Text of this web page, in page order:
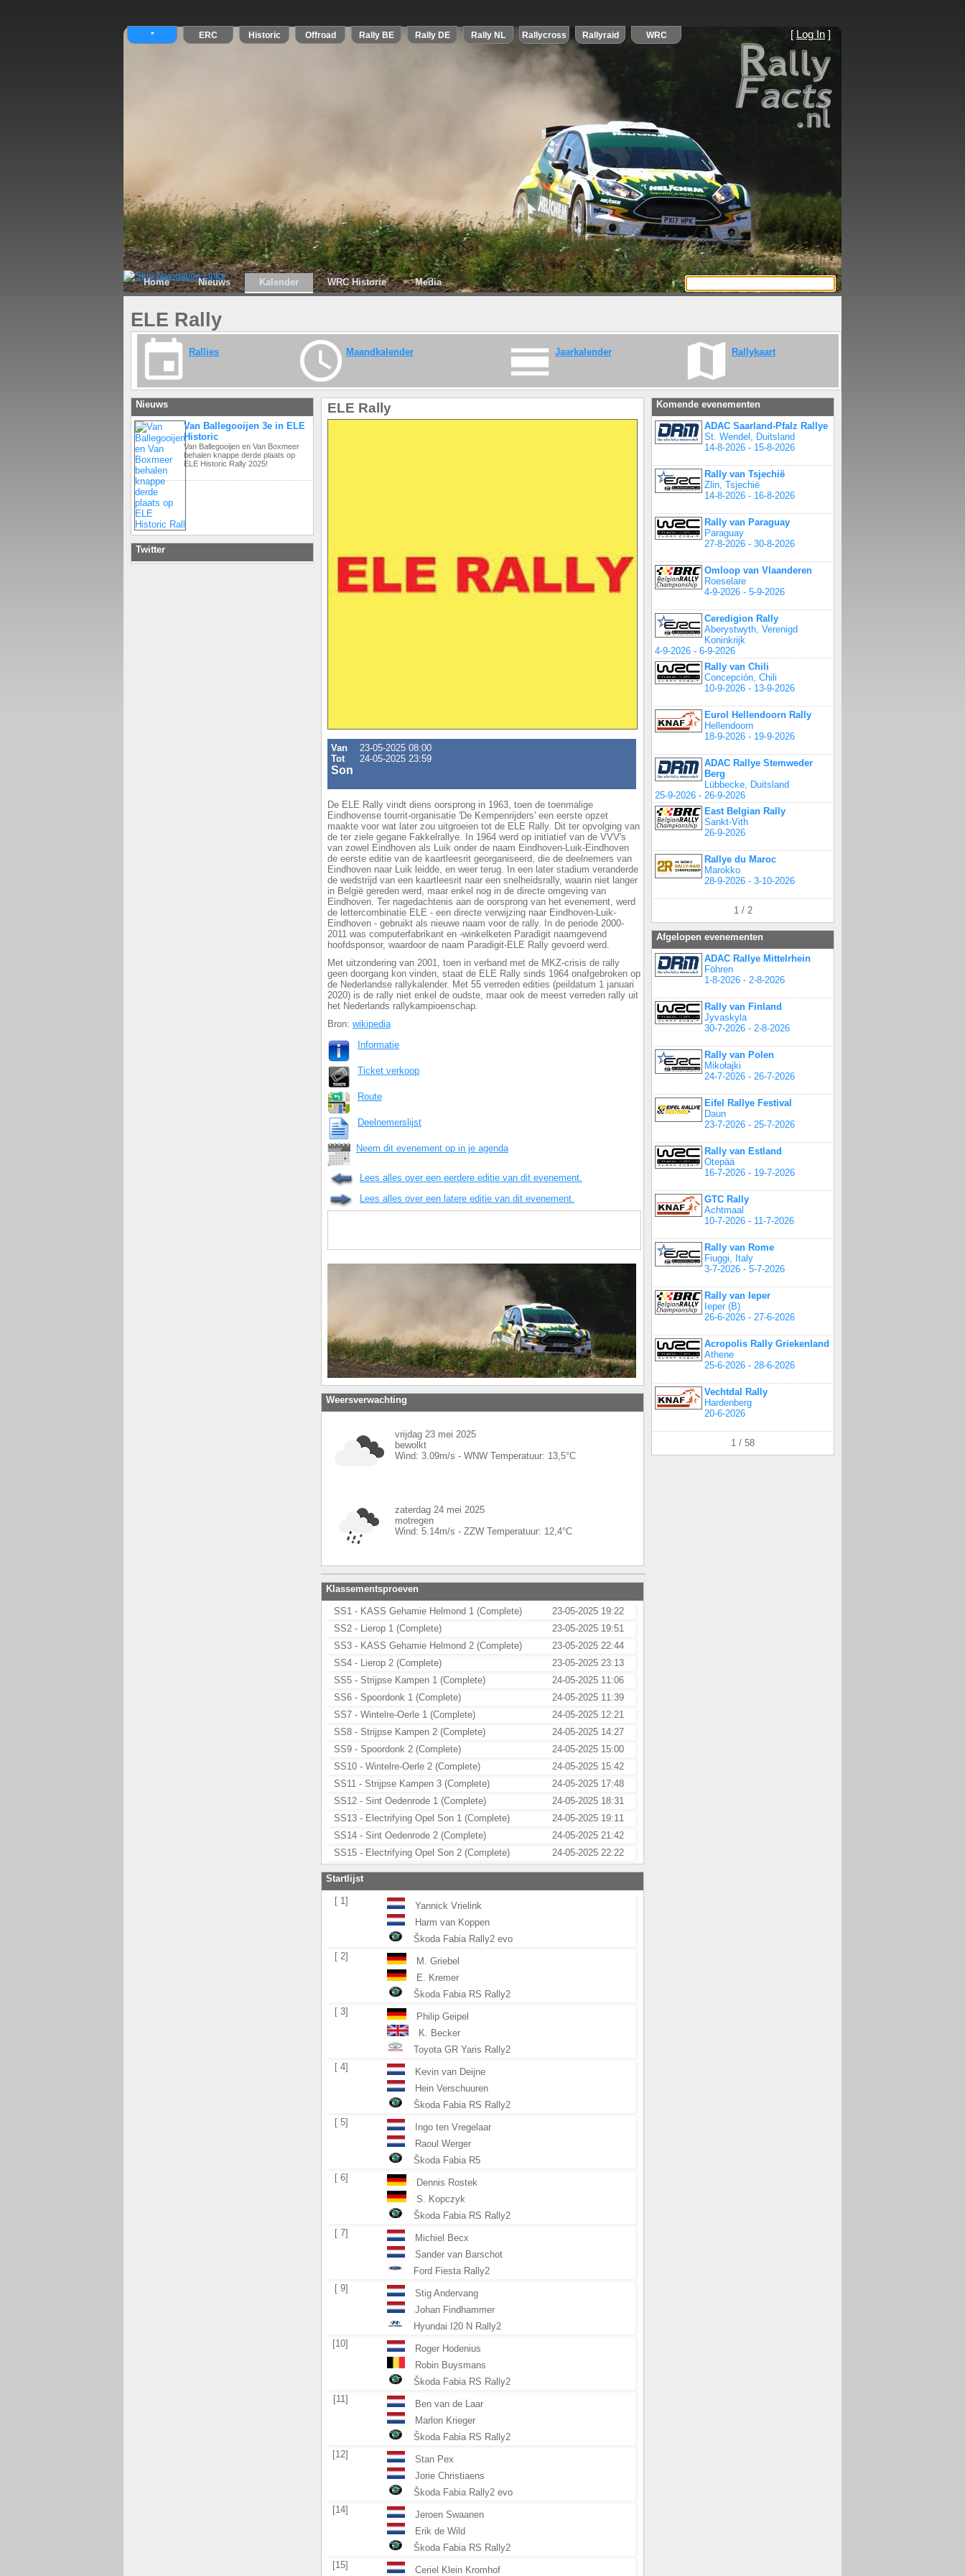
[ Log In ]
Home Nieuws Kalender WRC Historie Media
ELE Rally
Rallies Maandkalender Jaarkalender Rallykaart
Nieuws
Van Ballegooijen 3e in ELE
Historic
Van Ballegooijen en Van Boxmeer
behalen knappe derde plaats op
ELE Historic Rally 2025!
Twitter
ELE Rally
Van
23-05-2025 08:00
Tot
24-05-2025 23:59
Son
De ELE Rally vindt diens oorsprong in 1963, toen de toenmalige
Eindhovense tourrit-organisatie 'De Kempenrijders' een eerste opzet
maakte voor wat later zou uitgroeien tot de ELE Rally. Dit ter opvolging van
de ter ziele gegane Fakkelrallye. In 1964 werd op initiatief van de VVV's
van zowel Eindhoven als Luik onder de naam Eindhoven-Luik-Eindhoven
de eerste editie van de kaartleesrit georganiseerd, die de deelnemers van
Eindhoven naar Luik leidde, en weer terug. In een later stadium veranderde
de wedstrijd van een kaartleesrit naar een snelheidsrally, waarin niet langer
in België gereden werd, maar enkel nog in de directe omgeving van
Eindhoven. Ter nagedachtenis aan de oorsprong van het evenement, werd
de lettercombinatie ELE - een directe verwijzing naar Eindhoven-Luik-
Eindhoven - gebruikt als nieuwe naam voor de rally. In de periode 2000-
2011 was computerfabrikant en -winkelketen Paradigit naamgevend
hoofdsponsor, waardoor de naam Paradigit-ELE Rally gevoerd werd.
Met uitzondering van 2001, toen in verband met de MKZ-crisis de rally
geen doorgang kon vinden, staat de ELE Rally sinds 1964 onafgebroken op
de Nederlandse rallykalender. Met 55 verreden edities (peildatum 1 januari
2020) is de rally niet enkel de oudste, maar ook de meest verreden rally uit
het Nederlands rallykampioenschap.
Bron: wikipedia
Informatie
Ticket verkoop
Route
Deelnemerslijst
Neem dit evenement op in je agenda
Lees alles over een eerdere editie van dit evenement.
Lees alles over een latere editie van dit evenement.
Weersverwachting
vrijdag 23 mei 2025
bewolkt
Wind: 3.09m/s - WNW Temperatuur: 13,5°C
zaterdag 24 mei 2025
motregen
Wind: 5.14m/s - ZZW Temperatuur: 12,4°C
Klassementsproeven
SS1 - KASS Gehamie Helmond 1 (Complete)
23-05-2025 19:22
SS2 - Lierop 1 (Complete)
23-05-2025 19:51
SS3 - KASS Gehamie Helmond 2 (Complete)
23-05-2025 22:44
SS4 - Lierop 2 (Complete)
23-05-2025 23:13
SS5 - Strijpse Kampen 1 (Complete)
24-05-2025 11:06
SS6 - Spoordonk 1 (Complete)
24-05-2025 11:39
SS7 - Wintelre-Oerle 1 (Complete)
24-05-2025 12:21
SS8 - Strijpse Kampen 2 (Complete)
24-05-2025 14:27
SS9 - Spoordonk 2 (Complete)
24-05-2025 15:00
SS10 - Wintelre-Oerle 2 (Complete)
24-05-2025 15:42
SS11 - Strijpse Kampen 3 (Complete)
24-05-2025 17:48
SS12 - Sint Oedenrode 1 (Complete)
24-05-2025 18:31
SS13 - Electrifying Opel Son 1 (Complete)
24-05-2025 19:11
SS14 - Sint Oedenrode 2 (Complete)
24-05-2025 21:42
SS15 - Electrifying Opel Son 2 (Complete)
24-05-2025 22:22
Startlijst
[ 1]
Yannick Vrielink
Harm van Koppen
Škoda Fabia Rally2 evo
[ 2]
M. Griebel
E. Kremer
Škoda Fabia RS Rally2
[ 3]
Philip Geipel
K. Becker
Toyota GR Yaris Rally2
[ 4]
Kevin van Deijne
Hein Verschuuren
Škoda Fabia RS Rally2
[ 5]
Ingo ten Vregelaar
Raoul Werger
Škoda Fabia R5
[ 6]
Dennis Rostek
S. Kopczyk
Škoda Fabia RS Rally2
[ 7]
Michiel Becx
Sander van Barschot
Ford Fiesta Rally2
[ 9]
Stig Andervang
Johan Findhammer
Hyundai I20 N Rally2
[10]
Roger Hodenius
Robin Buysmans
Škoda Fabia RS Rally2
[11]
Ben van de Laar
Marlon Krieger
Škoda Fabia RS Rally2
[12]
Stan Pex
Jorie Christiaens
Škoda Fabia Rally2 evo
[14]
Jeroen Swaanen
Erik de Wild
Škoda Fabia RS Rally2
[15]
Ceriel Klein Kromhof
Komende evenementen
ADAC Saarland-Pfalz Rallye
St. Wendel, Duitsland
14-8-2026 - 15-8-2026
Rally van Tsjechië
Zlin, Tsjechië
14-8-2026 - 16-8-2026
Rally van Paraguay
Paraguay
27-8-2026 - 30-8-2026
Omloop van Vlaanderen
Roeselare
4-9-2026 - 5-9-2026
Ceredigion Rally
Aberystwyth, Verenigd
Koninkrijk
4-9-2026 - 6-9-2026
Rally van Chili
Concepción, Chili
10-9-2026 - 13-9-2026
Eurol Hellendoorn Rally
Hellendoorn
18-9-2026 - 19-9-2026
ADAC Rallye Stemweder
Berg
Lübbecke, Duitsland
25-9-2026 - 26-9-2026
East Belgian Rally
Sankt-Vith
26-9-2026
Rallye du Maroc
Marokko
28-9-2026 - 3-10-2026
1 / 2
Afgelopen evenementen
ADAC Rallye Mittelrhein
Föhren
1-8-2026 - 2-8-2026
Rally van Finland
Jyvaskyla
30-7-2026 - 2-8-2026
Rally van Polen
Mikołajki
24-7-2026 - 26-7-2026
Eifel Rallye Festival
Daun
23-7-2026 - 25-7-2026
Rally van Estland
Otepää
16-7-2026 - 19-7-2026
GTC Rally
Achtmaal
10-7-2026 - 11-7-2026
Rally van Rome
Fiuggi, Italy
3-7-2026 - 5-7-2026
Rally van Ieper
Ieper (B)
26-6-2026 - 27-6-2026
Acropolis Rally Griekenland
Athene
25-6-2026 - 28-6-2026
Vechtdal Rally
Hardenberg
20-6-2026
1 / 58